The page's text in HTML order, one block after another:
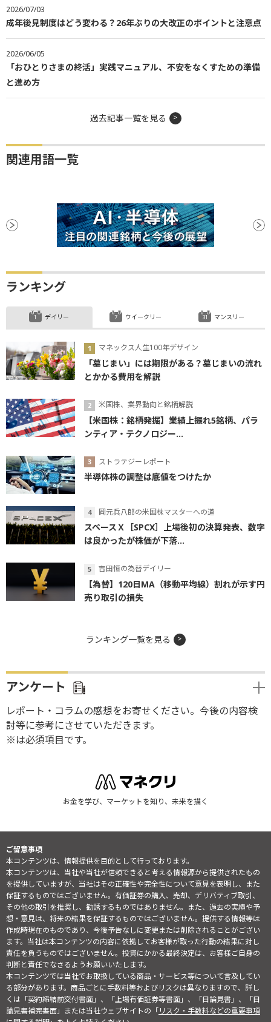
2026/07/03
成年後見制度はどう変わる？26年ぶりの大改正のポイントと注意点
2026/06/05
「おひとりさまの終活」実践マニュアル、不安をなくすための準備
と進め方
過去記事一覧を見る
関連用語一覧
ランキング
デイリー
マネックス人生100年デザイン
「墓じまい」には期限がある？墓じまいの流れ
とかかる費用を解説
米国株、業界動向と銘柄解説
【米国株：銘柄発掘】業績上振れ5銘柄、パラ
ンティア・テクノロジー...
ストラテジーレポート
半導体株の調整は底値をつけたか
岡元兵八郎の米国株マスターへの道
スペースＸ［SPCX］上場後初の決算発表、数字
は良かったが株価が下落...
吉田恒の為替デイリー
【為替】120日MA（移動平均線）割れが示す円
売り取引の損失
ウイークリー マンスリー
ランキング一覧を見る
アンケート
レポート・コラムの感想をお寄せください。今後の内容検
討等に参考にさせていただきます。
※は必須項目です。
お金を学び、マーケットを知り、未来を描く
ご留意事項
本コンテンツは、情報提供を目的として行っております。
本コンテンツは、当社や当社が信頼できると考える情報源から提供されたもの
を提供していますが、当社はその正確性や完全性について意見を表明し、また
保証するものではございません。有価証券の購入、売却、デリバティブ取引、
その他の取引を推奨し、勧誘するものではありません。また、過去の実績や予
想・意見は、将来の結果を保証するものではございません。提供する情報等は
作成時現在のものであり、今後予告なしに変更または削除されることがござい
ます。当社は本コンテンツの内容に依拠してお客様が取った行動の結果に対し
責任を負うものではございません。投資にかかる最終決定は、お客様ご自身の
判断と責任でなさるようお願いいたします。
本コンテンツでは当社でお取扱している商品・サービス等について言及してい
る部分があります。商品ごとに手数料等およびリスクは異なりますので、詳し
くは「契約締結前交付書面」、「上場有価証券等書面」、「目論見書」、「目
論見書補完書面」または当社ウェブサイトの「リスク・手数料などの重要事項